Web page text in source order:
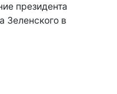
президента
Зеленского в